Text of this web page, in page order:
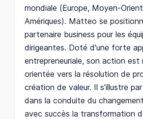
mondiale (Europe, Moyen-
Amériques). Matteo se
partenaire business pour les
dirigeantes. Doté d'une forte
entrepreneuriale, son action est
orientée vers la résolution de
création de valeur. Il s'illustre
dans la conduite du
avec succès la transformation